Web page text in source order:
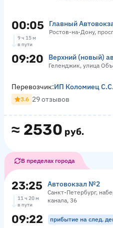
00:05 Главный
Ростов-на-Дону,
9 ч 15 м
в пути
09:20 Верхний (новый)
Геленджик, улица
≈ 2530 руб.
Перевозчик:ИП Коломиец С.С.
3.6 29 отзывов
В пределах города
23:25 Автовокзал №2
Санкт-Петербург,
канала, 36
11 ч 20 м
в пути
09:22 прибытие на след.